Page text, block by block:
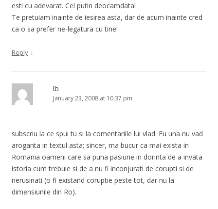
esti cu adevarat. Cel putin deocamdata!
Te pretuiam inainte de iesirea asta, dar de acum inainte cred
ca o sa prefer ne-legatura cu tine!
Reply ↓
lb
January 23, 2008 at 10:37 pm
subscriu la ce spui tu si la comentariile lui vlad. Eu una nu vad
aroganta in textul asta; sincer, ma bucur ca mai exista in
Romania oameni care sa puna pasiune in dorinta de a invata
istoria cum trebuie si de a nu fi inconjurati de corupti si de
nerusinati (o fi existand coruptie peste tot, dar nu la
dimensiunile din Ro).